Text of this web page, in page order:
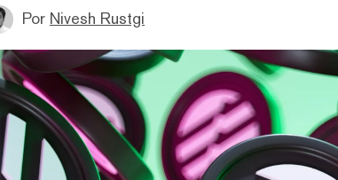
Por Nivesh Rustgi